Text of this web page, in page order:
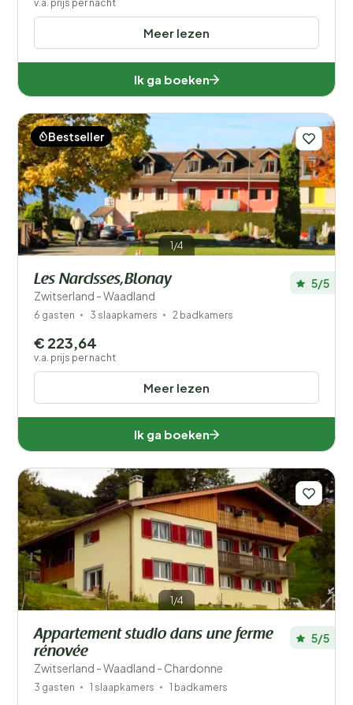
Meer lezen
v.a. prijs per nacht
Ik ga boeken
1/4
Bestseller
Les Narcisses,Blonay
Zwitserland - Waadland
5/5
6 gasten 3 slaapkamers 2 badkamers
Meer lezen
€ 223,64
v.a. prijs per nacht
Ik ga boeken
1/4
Appartement studio dans une ferme
rénovée
Zwitserland - Waadland - Chardonne
5/5
3 gasten 1 slaapkamers 1 badkamers